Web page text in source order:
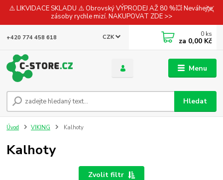
⚠️ LIKVIDACE SKLADU ⚠️ Obrovský VÝPRODEJ AŽ 80 %💥 Neváhejte,
zásoby rychle mizí. NAKUPOVAT ZDE >>
Menu
CZK
Hledat
+420 774 458 618 0 ks
za 0,00 Kč
Úvod VIKING Kalhoty
Kalhoty
Zvolit filtr